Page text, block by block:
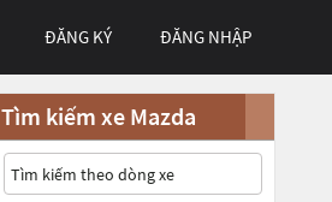
ĐĂNG KÝ ĐĂNG NHẬP
Tìm kiếm xe Mazda